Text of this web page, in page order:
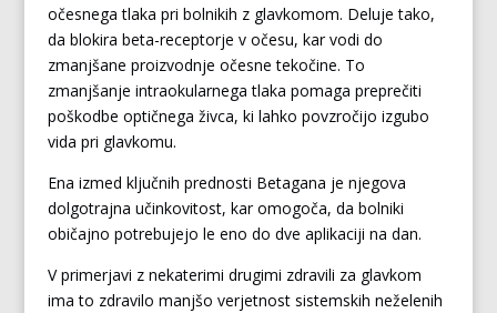
očesnega tlaka pri bolnikih z glavkomom. Deluje tako,
da blokira beta-receptorje v očesu, kar vodi do
zmanjšane proizvodnje očesne tekočine. To
zmanjšanje intraokularnega tlaka pomaga preprečiti
poškodbe optičnega živca, ki lahko povzročijo izgubo
vida pri glavkomu.
Ena izmed ključnih prednosti Betagana je njegova
dolgotrajna učinkovitost, kar omogoča, da bolniki
običajno potrebujejo le eno do dve aplikaciji na dan.
V primerjavi z nekaterimi drugimi zdravili za glavkom
ima to zdravilo manjšo verjetnost sistemskih neželenih